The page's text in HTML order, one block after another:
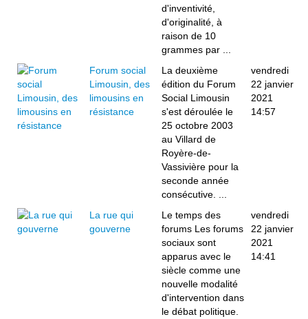
d'inventivité,
d'originalité, à
raison de 10
grammes par ...
Forum social
Limousin, des
limousins en
résistance
La deuxième
édition du Forum
Social Limousin
s'est déroulée le
25 octobre 2003
au Villard de
Royère-de-
Vassivière pour la
seconde année
consécutive. ...
vendredi
22 janvier
2021
14:57
La rue qui
gouverne
Le temps des
forums Les forums
sociaux sont
apparus avec le
siècle comme une
nouvelle modalité
d'intervention dans
le débat politique.
vendredi
22 janvier
2021
14:41